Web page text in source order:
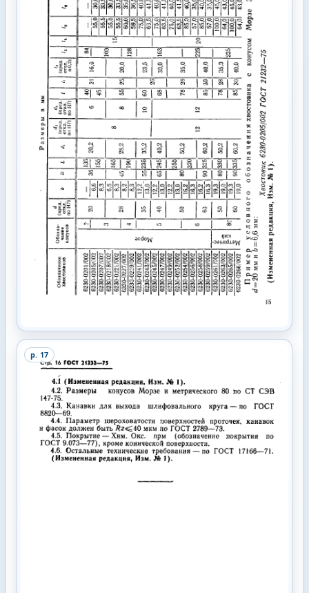
p. 17